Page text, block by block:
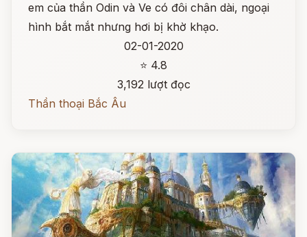
em của thần Odin và Ve có đôi chân dài, ngoại
hình bắt mắt nhưng hơi bị khờ khạo.
02-01-2020
⭐ 4.8
3,192 lượt đọc
Thần thoại Bắc Âu